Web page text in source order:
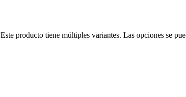
Este producto tiene múltiples variantes. Las opciones se